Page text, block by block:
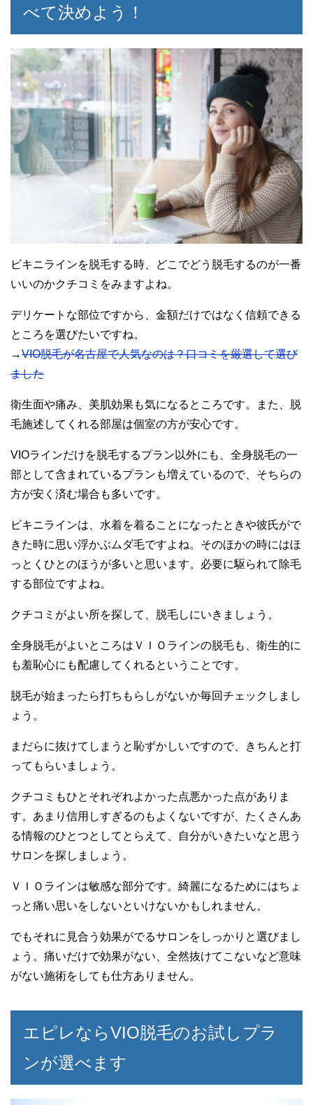
べて決めよう！
ビキニラインを脱毛する時、どこでどう脱毛するのが一番
いいのかクチコミをみますよね。
デリケートな部位ですから、金額だけではなく信頼できる
ところを選びたいですね。
→VIO脱毛が名古屋で人気なのは？口コミを厳選して選び
ました
衛生面や痛み、美肌効果も気になるところです。また、脱
毛施述してくれる部屋は個室の方が安心です。
VIOラインだけを脱毛するプラン以外にも、全身脱毛の一
部として含まれているプランも増えているので、そちらの
方が安く済む場合も多いです。
ビキニラインは、水着を着ることになったときや彼氏がで
きた時に思い浮かぶムダ毛ですよね。そのほかの時にはほ
っとくひとのほうが多いと思います。必要に駆られて除毛
する部位ですよね。
クチコミがよい所を探して、脱毛しにいきましょう。
全身脱毛がよいところはＶＩＯラインの脱毛も、衛生的に
も羞恥心にも配慮してくれるということです。
脱毛が始まったら打ちもらしがないか毎回チェックしまし
ょう。
まだらに抜けてしまうと恥ずかしいですので、きちんと打
ってもらいましょう。
クチコミもひとそれぞれよかった点悪かった点がありま
す。あまり信用しすぎるのもよくないですが、たくさんあ
る情報のひとつとしてとらえて、自分がいきたいなと思う
サロンを探しましょう。
ＶＩＯラインは敏感な部分です。綺麗になるためにはちょ
っと痛い思いをしないといけないかもしれません。
でもそれに見合う効果がでるサロンをしっかりと選びまし
ょう。痛いだけで効果がない、全然抜けてこないなど意味
がない施術をしても仕方ありません。
エピレならVIO脱毛のお試しプラ
ンが選べます